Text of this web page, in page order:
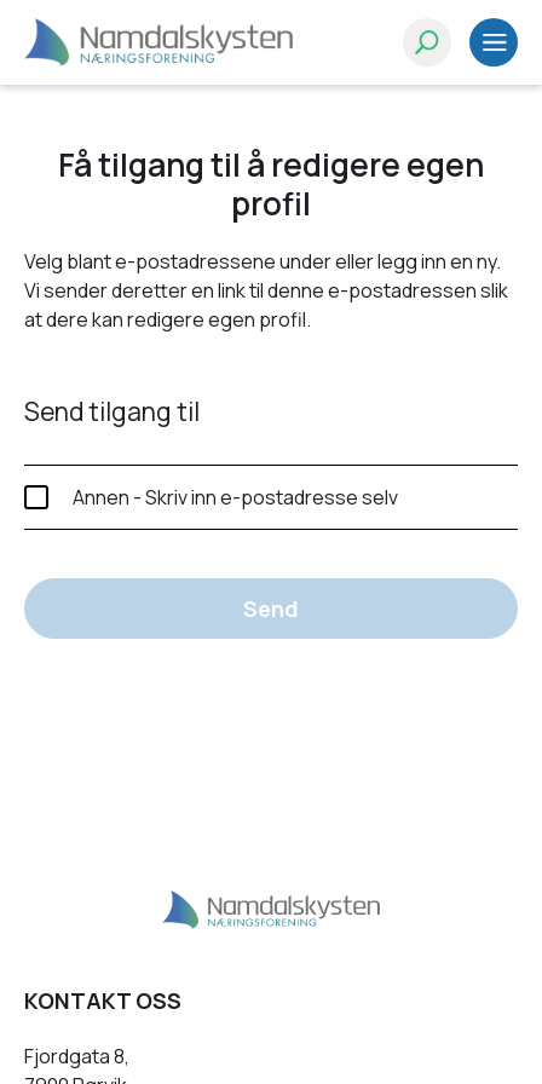
Få tilgang til å redigere egen
profil
Velg blant e-postadressene under eller legg inn en ny.
Vi sender deretter en link til denne e-postadressen slik
at dere kan redigere egen profil.
Send tilgang til
Annen - Skriv inn e-postadresse selv
Send
KONTAKT OSS
Fjordgata 8,